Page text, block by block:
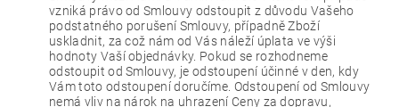
vzniká právo od Smlouvy odstoupit z důvodu Vašeho
podstatného porušení Smlouvy, případně Zboží
uskladnit, za což nám od Vás náleží úplata ve výši
hodnoty Vaší objednávky. Pokud se rozhodneme
odstoupit od Smlouvy, je odstoupení účinné v den, kdy
Vám toto odstoupení doručíme. Odstoupení od Smlouvy
nemá vliv na nárok na uhrazení Ceny za dopravu,